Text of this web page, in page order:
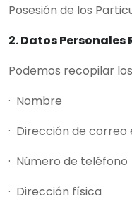
Posesión de los
2. Datos Personales
Podemos recopilar
· Nombre
· Dirección de
· Número de teléfono
· Dirección física